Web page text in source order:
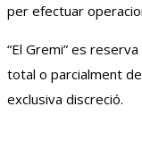
per efectuar
“El Gremi” es
total o parcialment
exclusiva discreció.